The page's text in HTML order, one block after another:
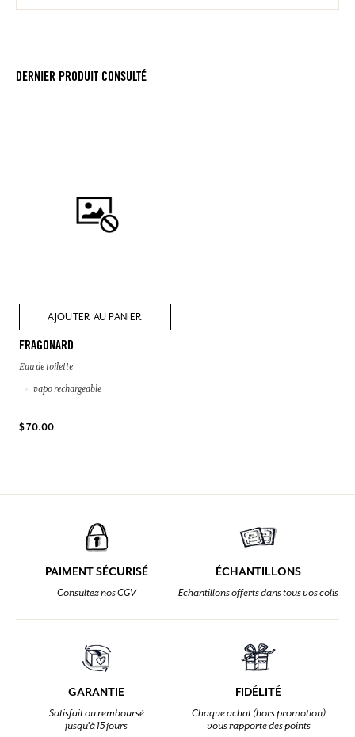
DERNIER PRODUIT CONSULTÉ
AJOUTER AU PANIER
FRAGONARD
Eau de toilette
vapo rechargeable
$ 70.00
PAIMENT SÉCURISÉ
Consultez nos CGV
ÉCHANTILLONS
Echantillons offerts dans tous vos colis
GARANTIE
Satisfait ou remboursé
jusqu'à 15 jours
FIDÉLITÉ
Chaque achat (hors promotion)
vous rapporte des points